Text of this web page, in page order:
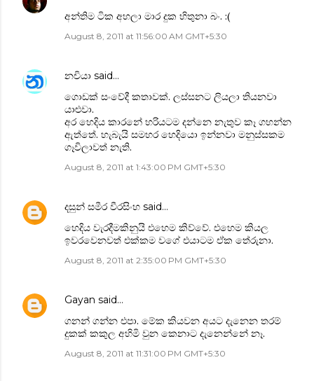
අන්තිම ටික අහලා මාර දුක හිතුනා බං. :(
August 8, 2011 at 11:56:00 AM GMT+5:30
නචියා said…
ගොඩක් සංවේදී කතාවක්. ලස්සනට ලියලා තියනවා
යාළුවා.
අර හෙදිය කාරනේ හරියටම දන්නෙ නැතුව කෑ ගහන්න
ඇත්තේ. හැබැයි සමහර හෙදියො ඉන්නවා මනුස්සකම
ගෑවිලාවත් නැති.
August 8, 2011 at 1:43:00 PM GMT+5:30
දසුන් සමීර වීරසිංහ said…
හෙදිය වැරදීමකිනුයි එහෙම කිව්වේ. එහෙම කියල
ඉවරවෙනවත් එක්කම වගේ එයාටම ඒක තේරුනා.
August 8, 2011 at 2:35:00 PM GMT+5:30
Gayan said…
ගනන් ගන්න එපා. මේක කියවන අයට දැනෙන තරම්
දුකක් කකුල අහිමි වුන කෙනාට දැනෙන්නේ නෑ.
August 8, 2011 at 11:31:00 PM GMT+5:30